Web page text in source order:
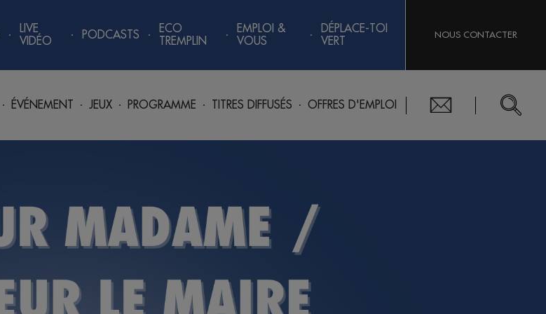
ÉVÉNEMENT JEUX PROGRAMME TITRES DIFFUSÉS OFFRES D'EMPLOI
LIVE
VIDÉO
PODCASTS
ECO
TREMPLIN
EMPLOI &
VOUS
DÉPLACE-TOI
VERT
NOUS CONTACTER